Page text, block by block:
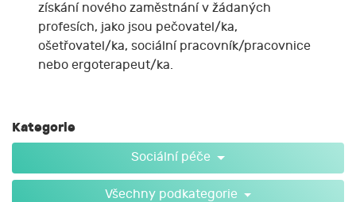
získání nového zaměstnání v žádaných
profesích, jako jsou pečovatel/ka,
ošetřovatel/ka, sociální pracovník/pracovnice
nebo ergoterapeut/ka.
Kategorie
Sociální péče
Všechny podkategorie